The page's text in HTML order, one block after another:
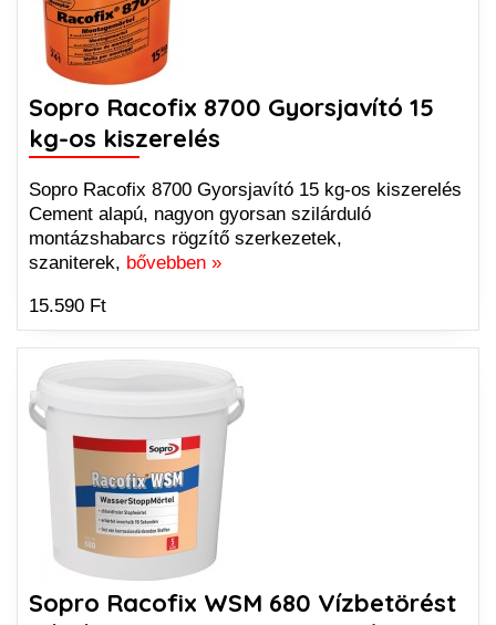
Sopro Racofix 8700 Gyorsjavító 15
kg-os kiszerelés
Sopro Racofix 8700 Gyorsjavító 15 kg-os kiszerelés
Cement alapú, nagyon gyorsan szilárduló
montázshabarcs rögzítő szerkezetek,
szaniterek, bővebben »
15.590 Ft
Sopro Racofix WSM 680 Vízbetörést